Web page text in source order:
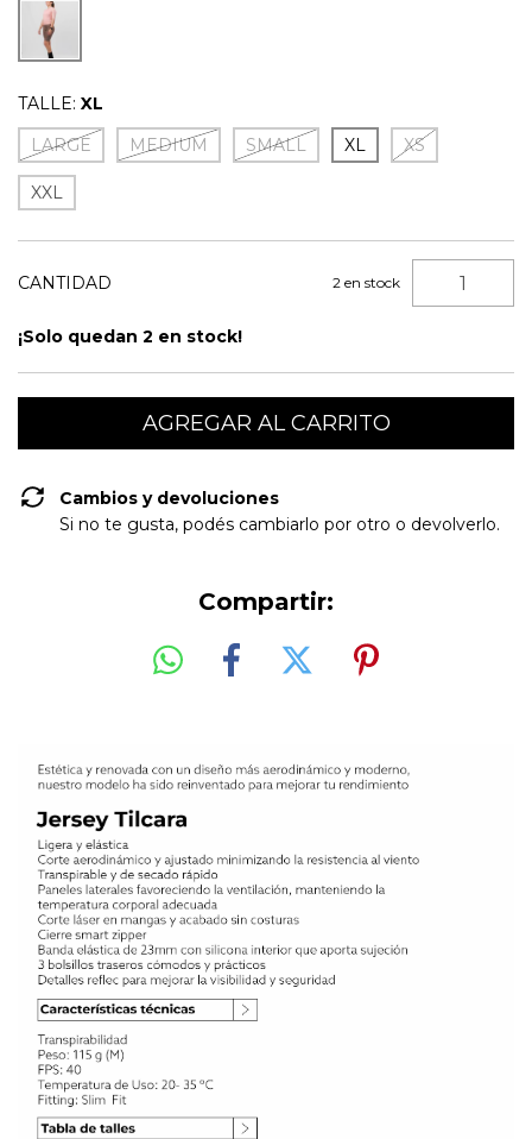
TALLE: XL
LARGE
MEDIUM SMALL XL XS
XXL
CANTIDAD 2 en stock
¡Solo quedan 2 en stock!
Cambios y devoluciones
Si no te gusta, podés cambiarlo por otro o devolverlo.
Compartir: